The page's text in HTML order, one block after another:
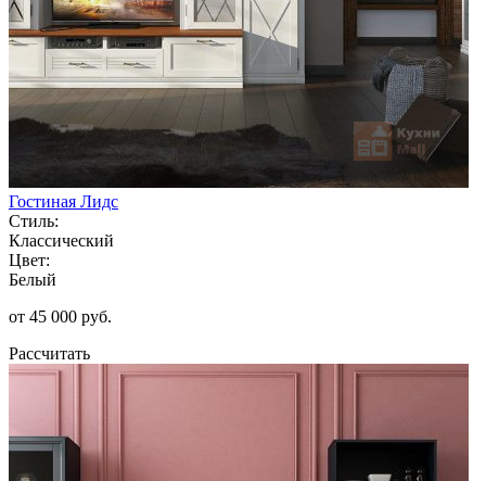
Гостиная Лидс
Стиль:
Классический
Цвет:
Белый
от 45 000 руб.
Рассчитать